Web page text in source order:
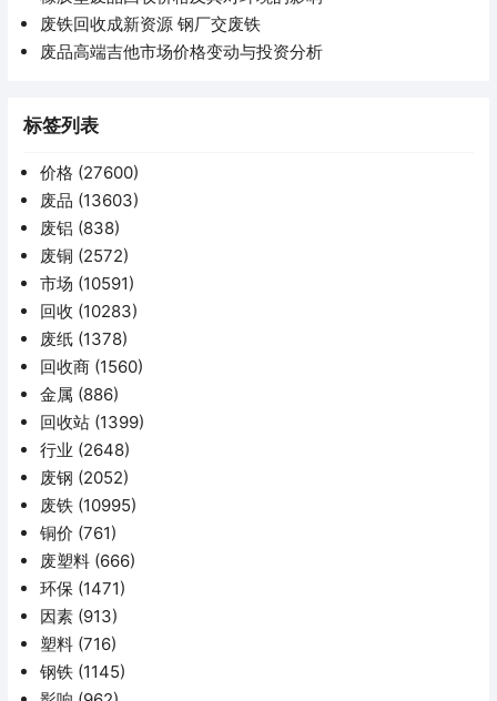
废铁回收成新资源 钢厂交废铁
废品高端吉他市场价格变动与投资分析
标签列表
价格 (27600)
废品 (13603)
废铝 (838)
废铜 (2572)
市场 (10591)
回收 (10283)
废纸 (1378)
回收商 (1560)
金属 (886)
回收站 (1399)
行业 (2648)
废钢 (2052)
废铁 (10995)
铜价 (761)
废塑料 (666)
环保 (1471)
因素 (913)
塑料 (716)
钢铁 (1145)